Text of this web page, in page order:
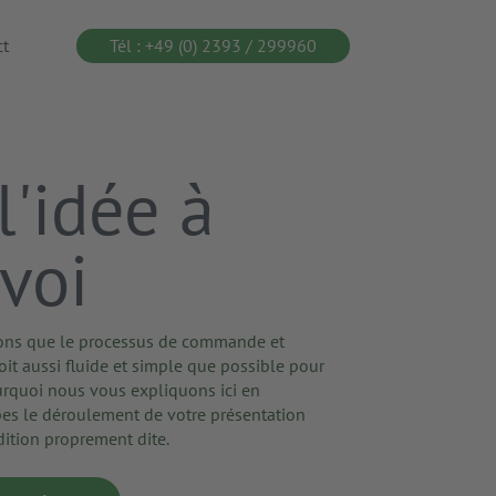
Tél : +49 (0) 2393 / 299960
à
que le processus de commande et
aussi fluide et simple que possible pour
nous vous expliquons ici en
le déroulement de votre présentation
proprement dite.